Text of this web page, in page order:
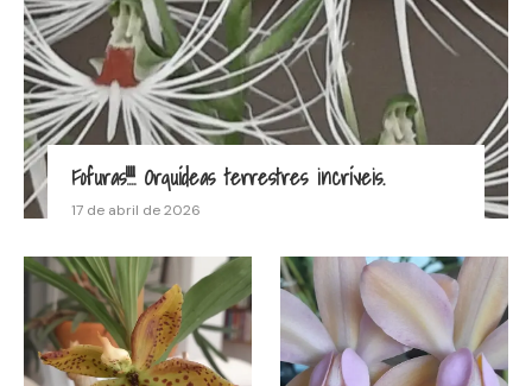
Fofuras!!!! Orquídeas terrestres incríveis.
17 de abril de 2026